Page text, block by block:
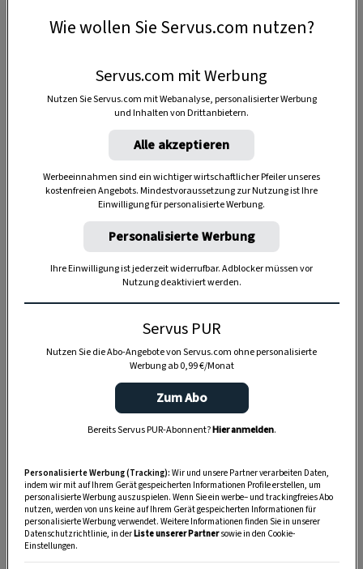
Zutaten
1.2 kg
Weißes Scherzel vom Jungrind
oder von der Kalbin
Wie wollen Sie Servus.com nutzen?
Servus.com mit Werbung
Nutzen Sie Servus.com mit Webanalyse, personalisierter Werbung
und Inhalten von Drittanbietern.
Alle akzeptieren
Werbeeinnahmen sind ein wichtiger wirtschaftlicher Pfeiler unseres
kostenfreien Angebots. Mindestvoraussetzung zur Nutzung ist Ihre
Einwilligung für personalisierte Werbung.
Personalisierte Werbung
Ihre Einwilligung ist jederzeit widerrufbar. Adblocker müssen vor
Nutzung deaktiviert werden.
Servus PUR
Nutzen Sie die Abo-Angebote von Servus.com ohne personalisierte
Werbung ab 0,99 €/Monat
Zum Abo
Bereits Servus PUR-Abonnent?Hier anmelden.
Personalisierte Werbung (Tracking): Wir und unsere Partner verarbeiten Daten,
indem wir mit auf Ihrem Gerät gespeicherten Informationen Profile erstellen, um
personalisierte Werbung auszuspielen. Wenn Sie ein werbe– und trackingfreies Abo
nutzen, werden von uns keine auf Ihrem Gerät gespeicherten Informationen für
personalisierte Werbung verwendet. Weitere Informationen finden Sie in unserer
Datenschutzrichtlinie, in derListe unserer Partnersowie in den Cookie-
Einstellungen.